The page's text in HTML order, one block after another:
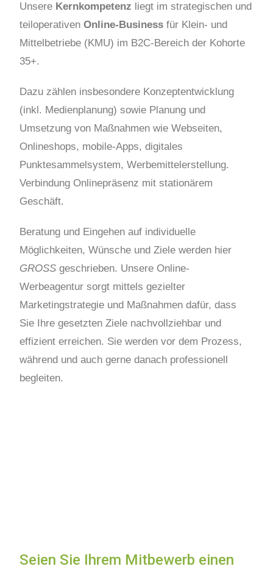
Unsere Kernkompetenz liegt im strategischen und
teiloperativenOnline-Business für Klein- und
Mittelbetriebe (KMU) im B2C-Bereich der Kohorte
35+.
Dazu zählen insbesondere Konzeptentwicklung
(inkl. Medienplanung) sowie Planung und
Umsetzung von Maßnahmen wie Webseiten,
Onlineshops, mobile-Apps, digitales
Punktesammelsystem, Werbemittelerstellung.
Verbindung Onlinepräsenz mit stationärem
Geschäft.
Beratung und Eingehen auf individuelle
Möglichkeiten, Wünsche und Ziele werden hier
GROSS geschrieben. Unsere Online-
Werbeagentur sorgt mittels gezielter
Marketingstrategie und Maßnahmen dafür, dass
Sie Ihre gesetzten Ziele nachvollziehbar und
effizient erreichen. Sie werden vor dem Prozess,
während und auch gerne danach professionell
begleiten.
Seien Sie Ihrem Mitbewerb einen